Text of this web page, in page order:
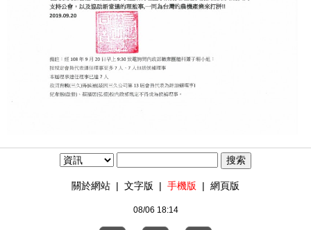
關於網站 | 文字版 | 手機版 | 網頁版
08/06 18:14